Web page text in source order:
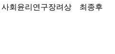
회윤리연구장려상 최종후